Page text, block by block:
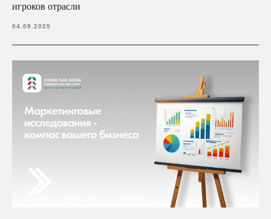
игроков отрасли
04.09.2025